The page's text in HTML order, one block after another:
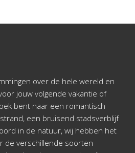
over de hele wereld en
jouw volgende vakantie of
bent naar een romantisch
een bruisend stadsverblijf
in de natuur, wij hebben het
de verschillende soorten